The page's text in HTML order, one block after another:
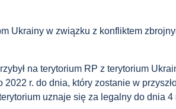
Ukrainy w związku z konfliktem
na terytorium RP z terytorium
r. do dnia, który zostanie w
uznaje się za legalny do dnia 4